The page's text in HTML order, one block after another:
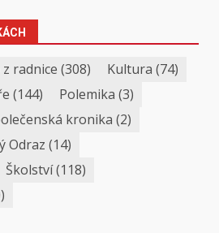
radnice (308) Kultura (74)
(144) Polemika (3)
kronika (2)
Odraz (14)
Školství(118)